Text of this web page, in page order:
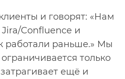
и говорят: «Нам
Confluence и
работали раньше.» Мы
только
ещё и